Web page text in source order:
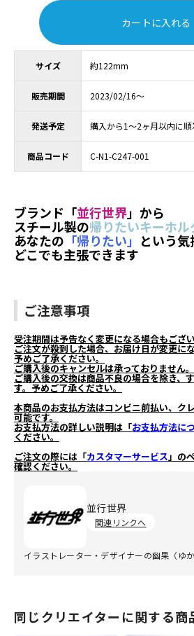
サイズ 約122mm
販売期間 2023/02/16～
発送予定 購入から1～2ヶ月以内に
商品コード C-N1-C247-001
カートに入れる
ブランド「並行世界」から
スチール製の帰りたいキーホル
あなたの 「帰りたい」 という
どこでも主張できます
ご注意事項
受注期間は予告なく変更になる場合もござい
ご注文が殺到した場合、お届け日が変更に
予めご了承ください。
ご購入後のキャンセルは承っておりません。
ご購入後の交換は商品不良の場合を除き、
す。予めご了承ください。
本商品のお支払方法はコンビニ前払い、ク
可能です。
お支払方法の詳しい説明は「お支払方法に
ください。
ご注文の際には「カスタマーサービス 」の
確認ください。
並行世界
関連リンクへ
イラストレーター・デザイナーの幽果（ゆ
同じクリエイターに関する商